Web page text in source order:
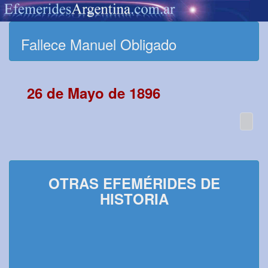
Fallece Manuel Obligado
26 de Mayo de 1896
OTRAS EFEMÉRIDES DE
HISTORIA